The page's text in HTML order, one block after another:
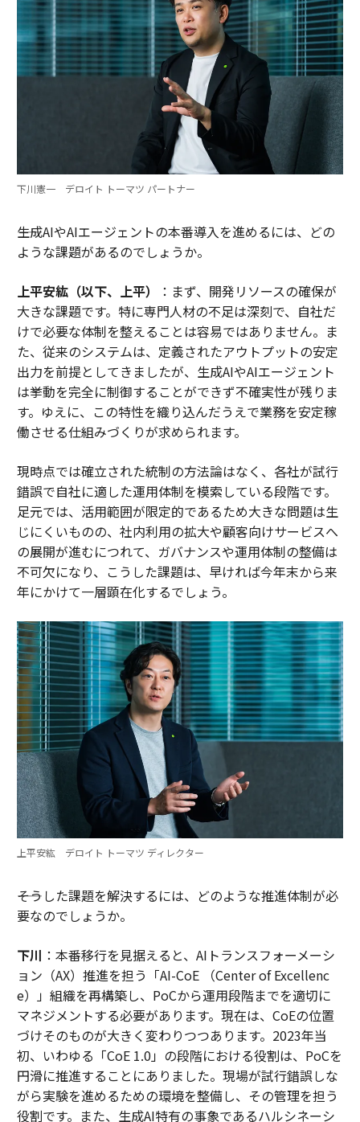
下川憲一 デロイト トーマツ パートナー
――生成AIやAIエージェントの本番導入を進めるには、どの
ような課題があるのでしょうか。
上平安紘（以下、上平）
：まず、開発リソースの確保が
大きな課題です。特に専門人材の不足は深刻で、自社だ
けで必要な体制を整えることは容易ではありません。ま
た、従来のシステムは、定義されたアウトプットの安定
出力を前提としてきましたが、生成AIやAIエージェント
は挙動を完全に制御することができず不確実性が残りま
す。ゆえに、この特性を織り込んだうえで業務を安定稼
働させる仕組みづくりが求められます。
現時点では確立された統制の方法論はなく、各社が試行
錯誤で自社に適した運用体制を模索している段階です。
足元では、活用範囲が限定的であるため大きな問題は生
じにくいものの、社内利用の拡大や顧客向けサービスへ
の展開が進むにつれて、ガバナンスや運用体制の整備は
不可欠になり、こうした課題は、早ければ今年末から来
年にかけて一層顕在化するでしょう。
上平安紘 デロイト トーマツ ディレクター
――そうした課題を解決するには、どのような推進体制が必
要なのでしょうか。
下川 ：本番移行を見据えると、AIトランスフォーメーシ
ョン（AX）推進を担う「AI-CoE （Center of Excellenc
e）」組織を再構築し、PoCから運用段階までを適切に
マネジメントする必要があります。現在は、CoEの位置
づけそのものが大きく変わりつつあります。2023年当
初、いわゆる「CoE 1.0」の段階における役割は、PoCを
円滑に推進することにありました。現場が試行錯誤しな
がら実験を進めるための環境を整備し、その管理を担う
役割です。また、生成AI特有の事象であるハルシネーシ